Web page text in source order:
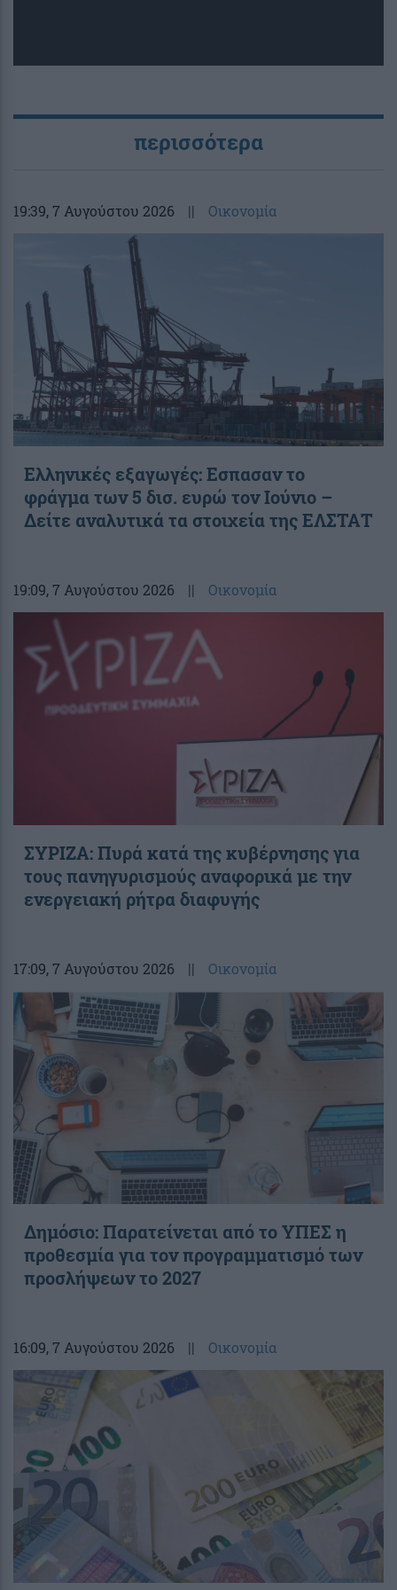
περισσότερα
19:39, 7 Αυγούστου 2026 || Οικονομία
Ελληνικές εξαγωγές: Εσπασαν το
φράγμα των 5 δισ. ευρώ τον Ιούνιο –
Δείτε αναλυτικά τα στοιχεία της ΕΛΣΤΑΤ
19:09, 7 Αυγούστου 2026 || Οικονομία
ΣΥΡΙΖΑ: Πυρά κατά της κυβέρνησης για
τους πανηγυρισμούς αναφορικά με την
ενεργειακή ρήτρα διαφυγής
17:09, 7 Αυγούστου 2026 || Οικονομία
Δημόσιο: Παρατείνεται από το ΥΠΕΣ η
προθεσμία για τον προγραμματισμό των
προσλήψεων το 2027
16:09, 7 Αυγούστου 2026 || Οικονομία